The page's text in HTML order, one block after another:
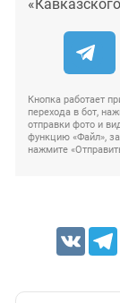
Кнопка работает
перехода в бот,
отправки фото и
функцию «Файл»,
нажмите
VK